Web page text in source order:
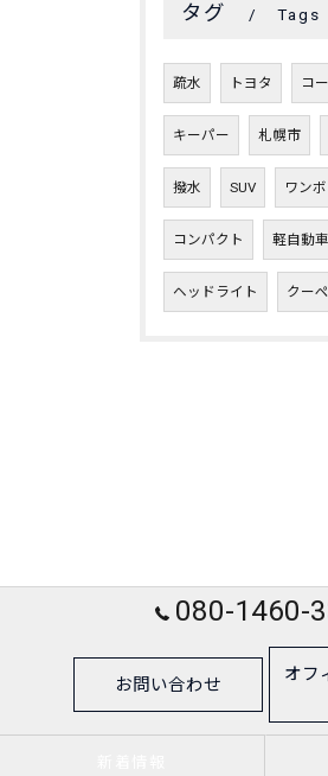
タグ Tags
疏水 トヨタ コ
キーパー 札幌市
撥水 SUV ワン
コンパクト 軽自動車
ヘッドライト クーペ
080-1460-
お問い合わせ
オフ